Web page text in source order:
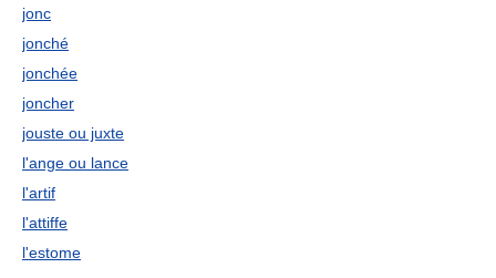
jonc
jonché
jonchée
joncher
jouste ou juxte
l'ange ou lance
l'artif
l'attiffe
l'estome